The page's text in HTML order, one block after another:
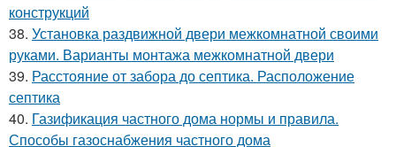
конструкций
38. Установка раздвижной двери межкомнатной своими
руками. Варианты монтажа межкомнатной двери
39. Расстояние от забора до септика. Расположение
септика
40. Газификация частного дома нормы и правила.
Способы газоснабжения частного дома